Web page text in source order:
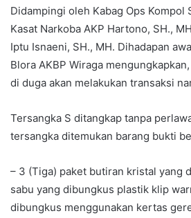
Didampingi oleh Kabag Ops Kompol
Kasat Narkoba AKP Hartono, SH.,
Iptu Isnaeni, SH., MH. Dihadapan
Blora AKBP Wiraga
di duga akan melakukan transaksi
Tersangka S ditangkap tanpa
tersangka ditemukan barang bukti
– 3 (Tiga) paket butiran kristal yang
sabu yang dibungkus plastik klip
dibungkus menggunakan kertas